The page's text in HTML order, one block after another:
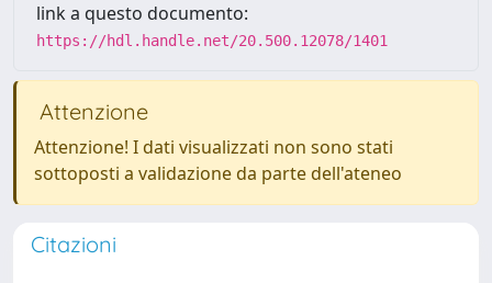
link a questo documento:
https://hdl.handle.net/20.500.12078/1401
Attenzione
Attenzione! I dati visualizzati non sono stati
sottoposti a validazione da parte dell'ateneo
Citazioni